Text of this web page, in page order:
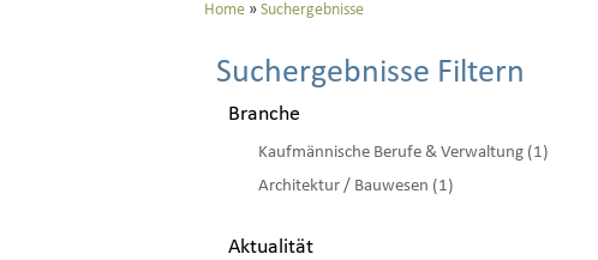
Home Suchergebnisse
Suchergebnisse Filtern
Branche
Kaufmännische Berufe & Verwaltung (1)
Architektur / Bauwesen (1)
Aktualität